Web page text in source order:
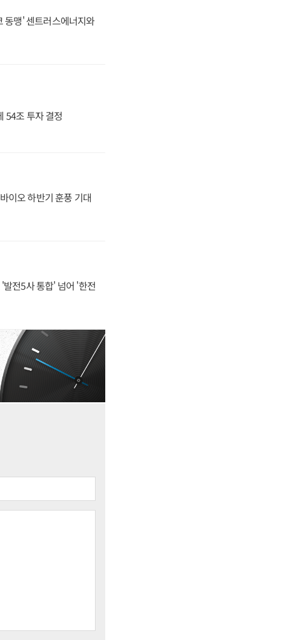
동맹' 센트러스에너지와
54조 투자 결정
이오 하반기 훈풍 기대
전5사 통합' 넘어 '한전